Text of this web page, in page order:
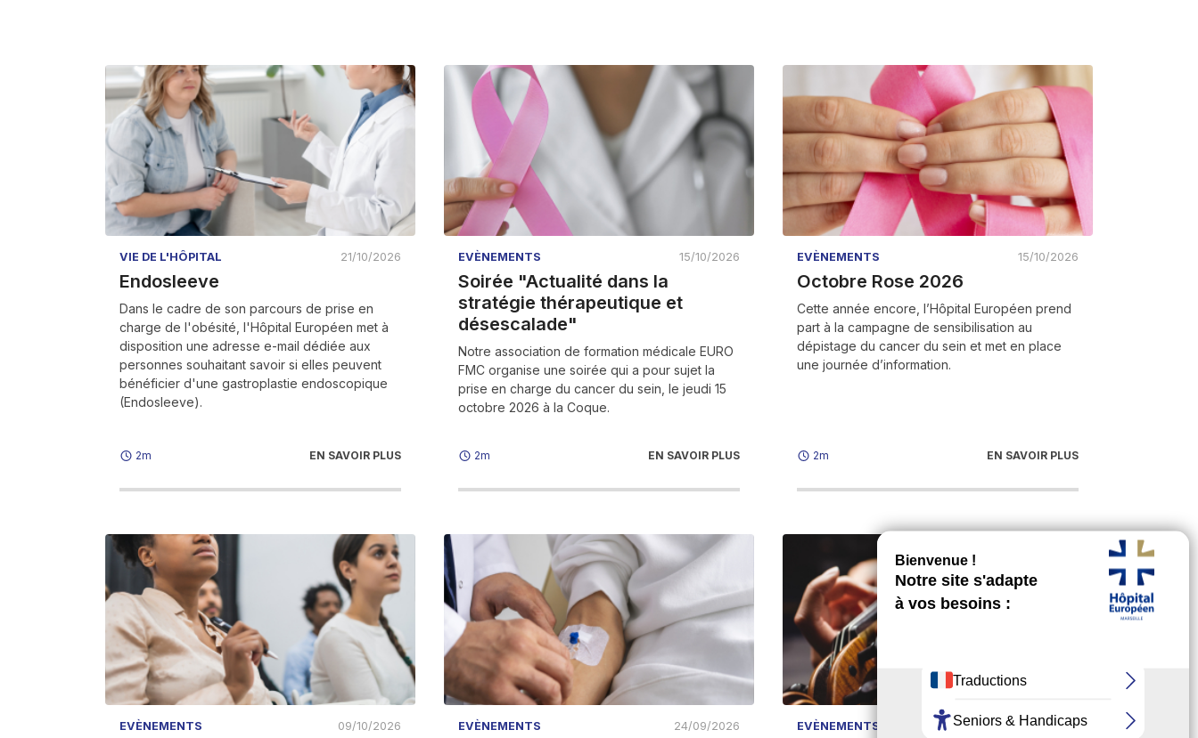
VIE DE L'HÔPITAL 21/10/2026
Endosleeve
Dans le cadre de son parcours de prise en
charge de l'obésité, l'Hôpital Européen met à
disposition une adresse e-mail dédiée aux
personnes souhaitant savoir si elles peuvent
bénéficier d'une gastroplastie endoscopique
(Endosleeve).
2m EN SAVOIR PLUS
EVÈNEMENTS 15/10/2026
Soirée "Actualité dans la
stratégie thérapeutique et
désescalade"
Notre association de formation médicale EURO
FMC organise une soirée qui a pour sujet la
prise en charge du cancer du sein, le jeudi 15
octobre 2026 à la Coque.
2m EN SAVOIR PLUS
EVÈNEMENTS 15/10/2026
Octobre Rose 2026
Cette année encore, l’Hôpital Européen prend
part à la campagne de sensibilisation au
dépistage du cancer du sein et met en place
une journée d’information.
2m EN SAVOIR PLUS
EVÈNEMENTS 09/10/2026 EVÈNEMENTS 24/09/2026 EVÈNEMENTS 24/09/2026